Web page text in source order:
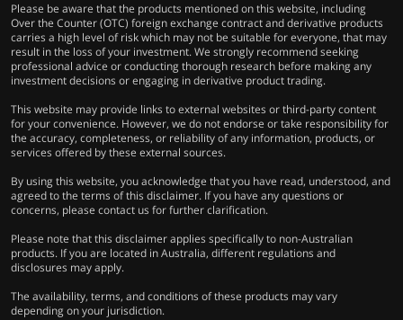
Please be aware that the products mentioned on this website, including
Over the Counter (OTC) foreign exchange contract and derivative products
carries a high level of risk which may not be suitable for everyone, that may
result in the loss of your investment. We strongly recommend seeking
professional advice or conducting thorough research before making any
investment decisions or engaging in derivative product trading.
This website may provide links to external websites or third-party content
for your convenience. However, we do not endorse or take responsibility for
the accuracy, completeness, or reliability of any information, products, or
services offered by these external sources.
By using this website, you acknowledge that you have read, understood, and
agreed to the terms of this disclaimer. If you have any questions or
concerns, please contact us for further clarification.
Please note that this disclaimer applies specifically to non-Australian
products. If you are located in Australia, different regulations and
disclosures may apply.
The availability, terms, and conditions of these products may vary
depending on your jurisdiction.